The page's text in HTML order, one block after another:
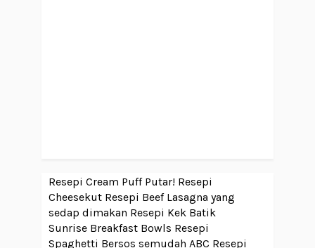
Resepi Cream Puff Putar! Resepi
Cheesekut Resepi Beef Lasagna yang
sedap dimakan Resepi Kek Batik
Sunrise Breakfast Bowls Resepi
Spaghetti Bersos semudah ABC Resepi